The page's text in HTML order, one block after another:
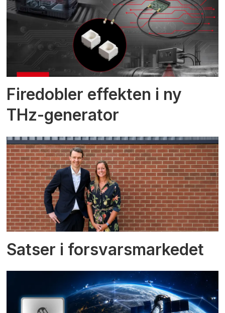
Firedobler effekten i ny
THz-generator
Satser i forsvarsmarkedet